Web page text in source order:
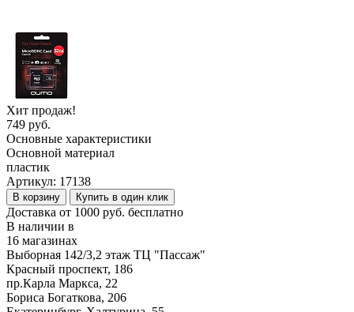
Хит продаж!
749 руб.
Основные характеристики
Основной материал
пластик
Артикул: 17138
В корзину Купить в один клик
Доставка от 1000 руб. бесплатно
В наличии в
16 магазинах
Выборная 142/3,2 этаж ТЦ "Пассаж"
Красный проспект, 186
пр.Карла Маркса, 22
Бориса Богаткова, 206